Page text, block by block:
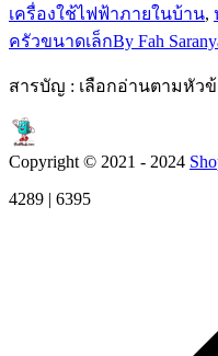
เครื่องใช้ไฟฟ้าภายในบ้าน,
ครัวขนาดเล็กBy Fah
สารบัญ : เลือกอ่านตามหัว
Copyright © 2021 - 2024
4289 | 6395